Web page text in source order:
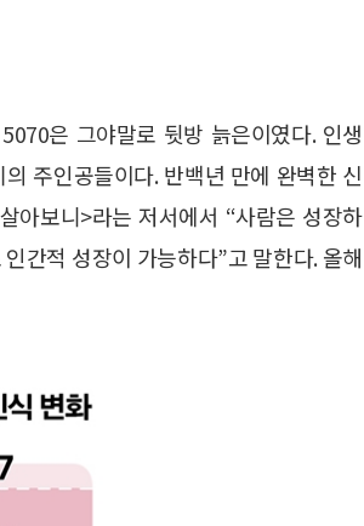
은 그야말로 뒷방 늙은이였다. 인생
주인공들이다. 반백년 만에 완벽한 신
아보니>라는 저서에서 “사람은 성장하
간적 성장이 가능하다”고 말한다. 올해